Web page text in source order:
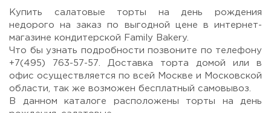
Купить салатовые торты на день рождения
недорого на заказ по выгодной цене в интернет-
магазине кондитерской Family Bakery.
Что бы узнать подробности позвоните по телефону
+7(495) 763-57-57. Доставка торта домой или в
офис осуществляется по всей Москве и Московской
области, так же возможен бесплатный самовывоз.
В данном каталоге расположены торты на день